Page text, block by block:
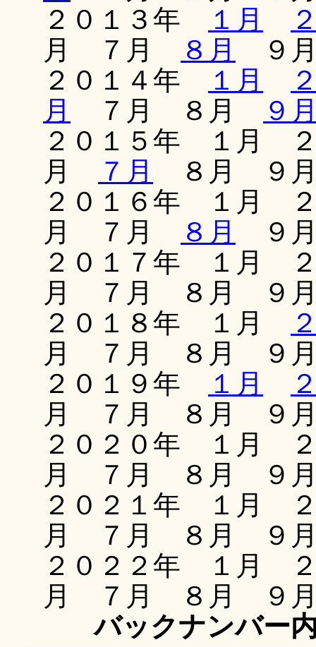
２０１３年
１月
月 ７月
８月
９
２０１４年
１月
月
７月 ８月
９
２０１５年 １月
月
７月
８月 ９
２０１６年 １月
月 ７月
８月
９
２０１７年 １月
月 ７月 ８月 ９
２０１８年 １月
月 ７月 ８月 ９
２０１９年
１月
月 ７月 ８月 ９
２０２０年 １月
月 ７月 ８月 ９
２０２１年 １月
月 ７月 ８月 ９
２０２２年 １月
月 ７月 ８月 ９
バックナンバー